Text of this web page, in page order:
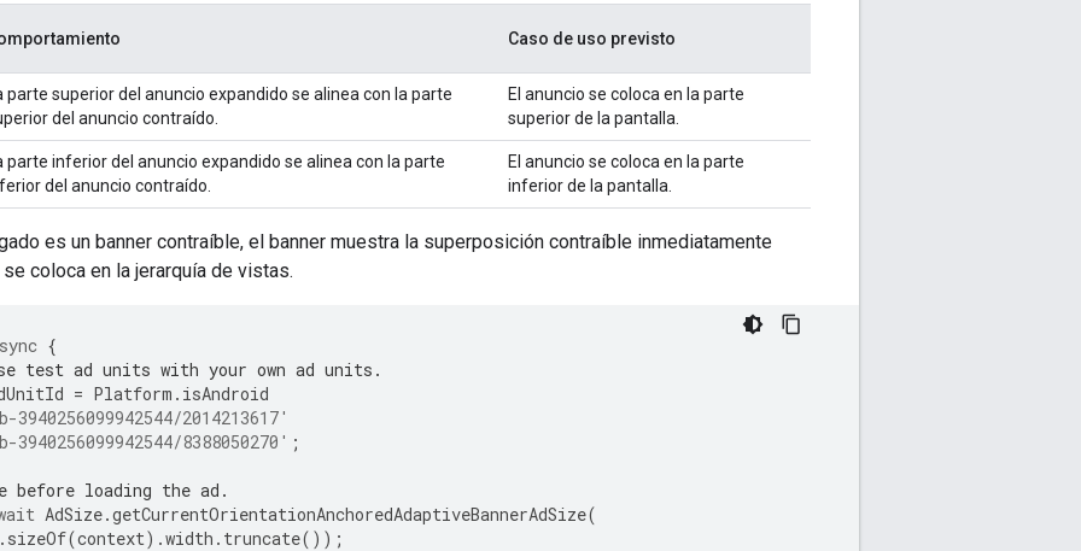
Caso de uso previsto
parte superior del anuncio expandido se alinea con la parte
del anuncio contraído.
El anuncio se coloca en la parte
superior de la pantalla.
parte inferior del anuncio expandido se alinea con la parte
del anuncio contraído.
El anuncio se coloca en la parte
inferior de la pantalla.
es un banner contraíble, el banner muestra la superposición contraíble inmediatamente
coloca en la jerarquía de vistas.
{
test ad units with your own ad units.
= Platform . isAndroid
2014213617'
8388050270' ;
loading the ad.
AdSize.getCurrentOrientationAnchoredAdaptiveBannerAdSize(
sizeOf(context).width . truncate());